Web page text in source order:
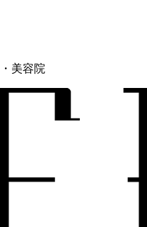
・美容院